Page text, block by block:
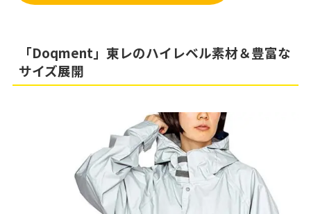
「Doqment」東レのハイレベル素材＆豊富な
サイズ展開